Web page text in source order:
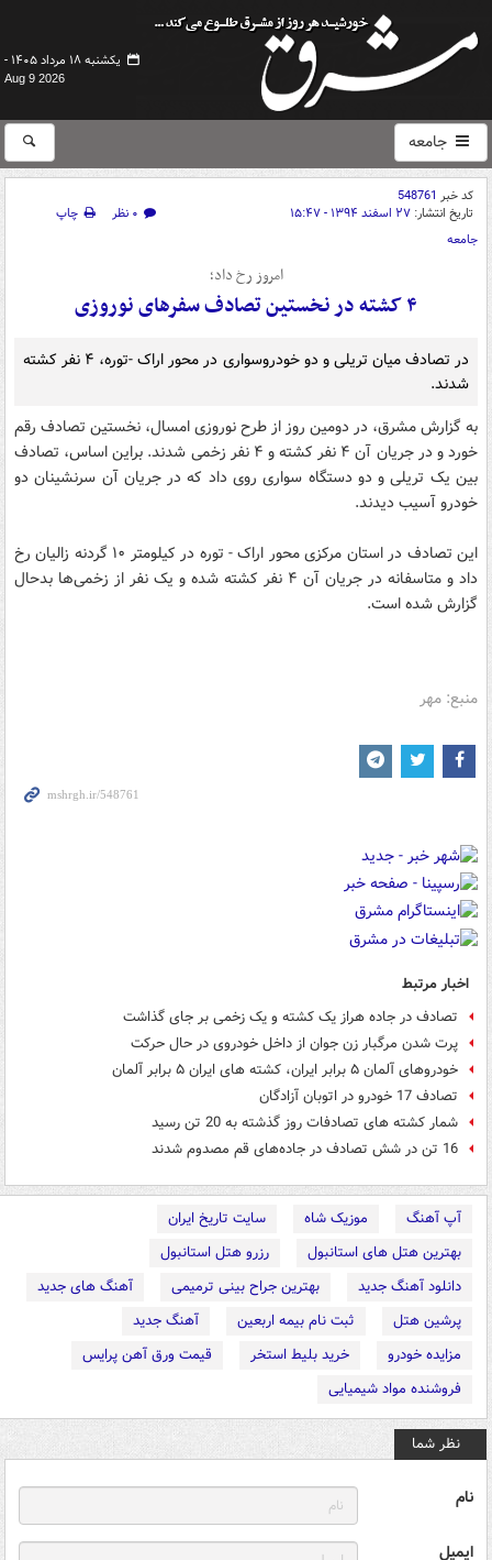
یکشنبه ۱۸ مرداد ۱۴۰۵ -
Aug 9 2026
جامعه
کد خبر 548761
تاریخ انتشار: ۲۷ اسفند ۱۳۹۴ - ۱۵:۴۷ ۰ نظر
چاپ
جامعه
امروز رخ داد؛
۴ کشته در نخستین تصادف سفرهای نوروزی
در تصادف میان تریلی و دو خودروسواری در محور اراک -توره، ۴ نفر کشته
شدند.
به گزارش مشرق، در دومین روز از طرح نوروزی امسال، نخستین تصادف رقم
خورد و در جریان آن ۴ نفر کشته و ۴ نفر زخمی شدند. براین اساس، تصادف
بین یک تریلی و دو دستگاه سواری روی داد که در جریان آن سرنشینان دو
خودرو آسیب دیدند.
این تصادف در استان مرکزی محور اراک - توره در کیلومتر ۱۰ گردنه زالیان رخ
داد و متاسفانه در جریان آن ۴ نفر کشته شده و یک نفر از زخمی‌ها بدحال
گزارش شده است.
منبع: مهر
اخبار مرتبط
تصادف در جاده هراز یک کشته و یک زخمی بر جای گذاشت
پرت شدن مرگبار زن جوان از داخل خودروی در حال حرکت
خودروهای آلمان ۵ برابر ايران، كشته های ايران ۵ برابر آلمان
تصادف 17 خودرو در اتوبان آزادگان
شمار کشته های تصادفات روز گذشته به 20 تن رسید
16 تن در شش تصادف در جاده‌های قم مصدوم شدند
آپ آهنگ موزیک شاه
سایت تاریخ ایران
بهترین هتل های استانبول
رزرو هتل استانبول
دانلود آهنگ جدید
بهترین جراح بینی ترمیمی
آهنگ های جدید
پرشین هتل
ثبت نام بیمه اربعین
آهنگ جدید
مزایده خودرو
خرید بلیط استخر
قیمت ورق آهن پرایس
فروشنده مواد شیمیایی
نظر شما
نام
ایمیل